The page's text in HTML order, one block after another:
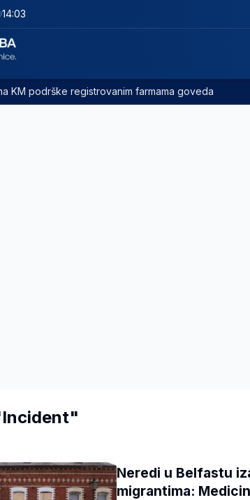
14:03
KM podrške registrovanim farmama goveda
Neredi u Belfastu
migrantima: